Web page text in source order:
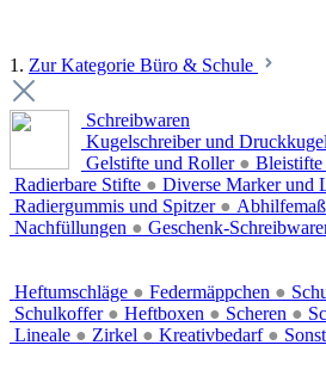
1. Zur Kategorie Büro & Schule
Schreibwaren
Kugelschreiber und
Gelstifte und Roller ●
Radierbare Stifte ● Diverse Marker und
Radiergummis und Spitzer ●
Nachfüllungen ● Geschenk-
Heftumschläge ● Federmäppchen ●
Schulkoffer ● Heftboxen ● Scheren ●
Lineale ● Zirkel ● Kreativbedarf ●